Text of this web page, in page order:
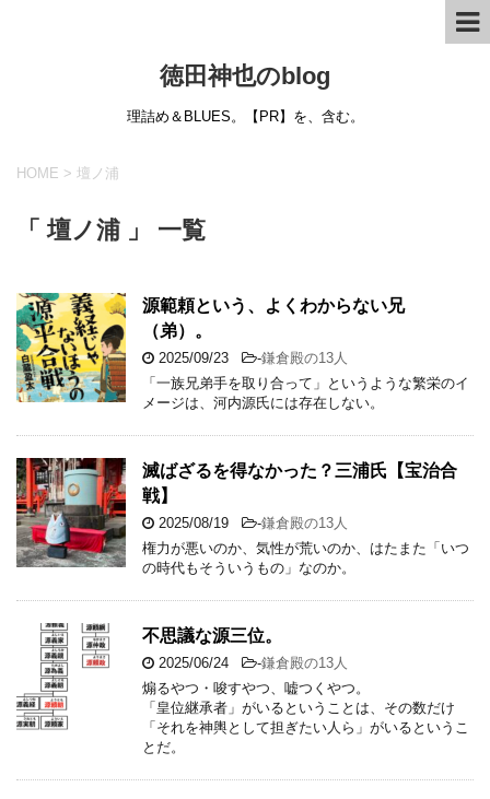
徳田神也のblog
理詰め＆BLUES。【PR】を、含む。
HOME > 壇ノ浦
「 壇ノ浦 」 一覧
源範頼という、よくわからない兄
（弟）。
2025/09/23 -鎌倉殿の13人
「一族兄弟手を取り合って」というような繁栄のイ
メージは、河内源氏には存在しない。
滅ばざるを得なかった？三浦氏【宝治合
戦】
2025/08/19 -鎌倉殿の13人
権力が悪いのか、気性が荒いのか、はたまた「いつ
の時代もそういうもの」なのか。
不思議な源三位。
2025/06/24 -鎌倉殿の13人
煽るやつ・唆すやつ、嘘つくやつ。
「皇位継承者」がいるということは、その数だけ
「それを神輿として担ぎたい人ら」がいるというこ
とだ。